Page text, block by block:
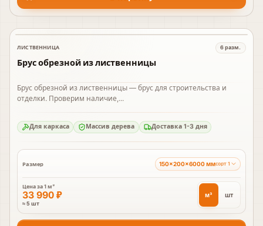
В наличии
ЛИСТВЕННИЦА 6разм.
Брус обрезной из лиственницы
Брус обрезной из лиственницы — брус для строительства и
отделки. Проверим наличие,...
Для каркаса Массив дерева Доставка 1-3 дня
Размер 150×200×6000 ммсорт 1
Цена за1 м³
33 990 ₽
≈ 5 шт
м³ шт